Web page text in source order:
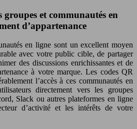
groupes et communautés en
d’appartenance
en ligne sont un excellent moyen
avec votre public cible, de partager
des discussions enrichissantes et de
à votre marque. Les codes QR
l’accès à ces communautés en
directement vers les groupes
Slack ou autres plateformes en ligne
d’activité et les intérêts de votre